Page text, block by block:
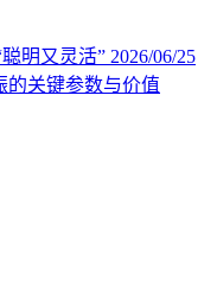
明又灵活” 2026/06/25
的关键参数与价值